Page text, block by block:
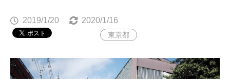
2019/1/20 2020/1/16
東京都